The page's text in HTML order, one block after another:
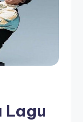
Lagu